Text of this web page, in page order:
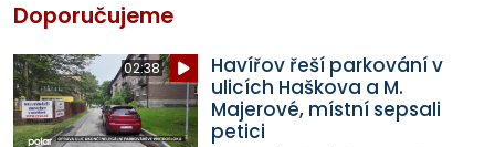
Doporučujeme
02:38
Havířov řeší parkování v
ulicích Haškova a M.
Majerové, místní sepsali
petici